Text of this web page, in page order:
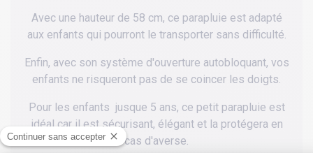
Avec une hauteur de 58 cm, ce parapluie est adapté
aux enfants qui pourront le transporter sans difficulté.
Enfin, avec son système d'ouverture autobloquant, vos
enfants ne risqueront pas de se coincer les doigts.
Pour les enfants jusque 5 ans, ce petit parapluie est
idéal car il est sécurisant, élégant et la protégera en
cas d'averse.